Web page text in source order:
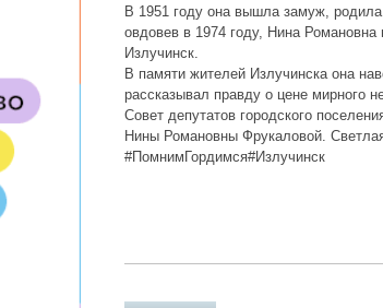
В 1951 году она вышла замуж,
овдовев в 1974 году, Нина
Излучинск.
В памяти жителей Излучинска она
рассказывал правду о цене мирного
Совет депутатов городского
Нины Романовны Фрукаловой.
#ПомнимГордимся#Излучинск